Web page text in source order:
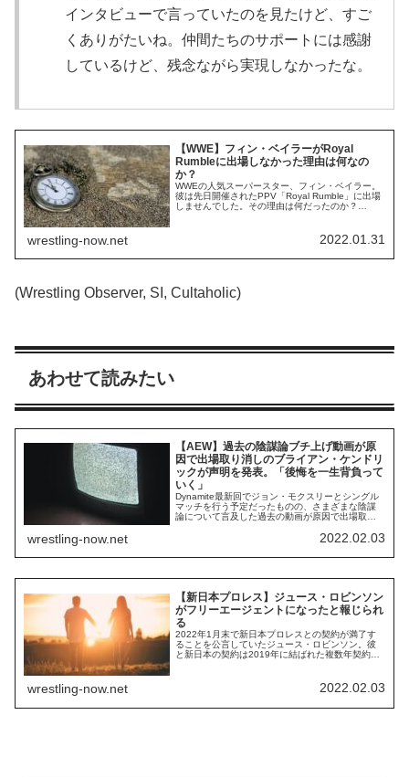
インタビューで言っていたのを見たけど、すご
くありがたいね。仲間たちのサポートには感謝
しているけど、残念ながら実現しなかったな。
【WWE】フィン・ベイラーがRoyal
Rumbleに出場しなかった理由は何なの
か？
WWEの人気スーパースター、フィン・ベイラー。
彼は先日開催されたPPV「Royal Rumble」に出場
しませんでした。その理由は何だったのか？
た彼ですが、今はアメリカ国外に滞在しているそ
うです。物理的に無理だったんですね。今後の詳
wrestling-now.net 2022.01.31
(Wrestling Observer, SI, Cultaholic)
あわせて読みたい
【AEW】過去の陰謀論ブチ上げ動画が原
因で出場取り消しのブライアン・ケンドリ
ックが声明を発表。「後悔を一生背負って
いく」
Dynamite最新回でジョン・モクスリーとシングル
マッチを行う予定だったものの、さまざまな陰謀
論について言及した過去の動画が原因で出場取り
ナティ、ロックフェラー、ロスチャイルド、ユダ
あまりにも古典的かつ酷い陰謀論をブチ上げてい
wrestling-now.net 2022.02.03
【新日本プロレス】ジュース・ロビンソン
がフリーエージェントになったと報じられ
る
2022年1月末で新日本プロレスとの契約が満了す
ることを公言していたジュース・ロビンソン。彼
と新日本の契約は2019年に結ばれた複数年契約で
以前、彼はこんな発言をしていました。2月にフリ
ーエージェントになるんだ。今のプロレス界はど
wrestling-now.net 2022.02.03